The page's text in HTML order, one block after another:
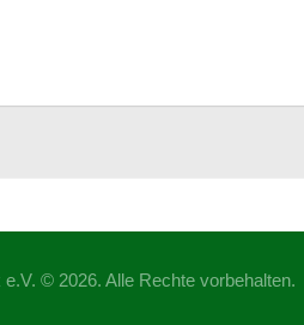
© 2026. Alle Rechte vorbehalten.